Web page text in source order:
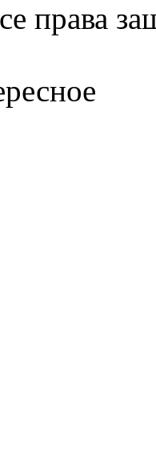
права